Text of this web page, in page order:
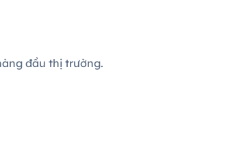
đầu thị trường.